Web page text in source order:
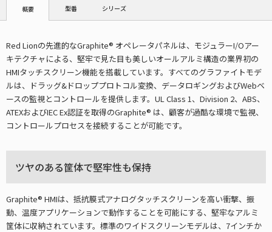
概要 型番 シリーズ
Red Lionの先進的なGraphite® オペレータパネルは、モジュラーI/Oアー
キテクチャによる、堅牢で見た目も美しいオールアルミ構造の業界初の
HMIタッチスクリーン機能を搭載しています。すべてのグラファイトモデ
ルは、ドラッグ&ドロッププロトコル変換、データロギングおよびWebベ
ースの監視とコントロールを提供します。UL Class 1、Division 2、ABS、
ATEXおよびIEC Ex認証を取得のGraphite® は、顧客が過酷な環境で監視、
コントロールプロセスを接続することが可能です。
ツヤのある筐体で堅牢性も保持
Graphite® HMIは、抵抗膜式アナログタッチスクリーンを高い衝撃、振
動、温度アプリケーションで動作することを可能にする、堅牢なアルミ
筐体に収納されています。標準のワイドスクリーンモデルは、7インチか